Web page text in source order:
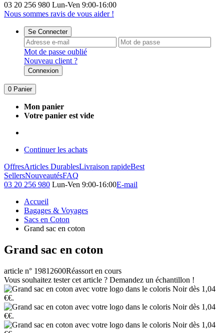
03 20 256 980 Lun-Ven 9:00-16:00
Nous sommes ravis de vous aider !
Se Connecter
Mot de passe oublié
Nouveau client ?
Connexion
0 Panier
Mon panier
Votre panier est vide
Continuer les achats
OffresArticles DurablesLivraison rapideBest
SellersNouveautésFAQ
03 20 256 980 Lun-Ven 9:00-16:00E-mail
Accueil
Bagages & Voyages
Sacs en Coton
Grand sac en coton
Grand sac en coton
article n° 19812600Réassort en cours
Vous souhaitez tester cet article ? Demandez un échantillon !